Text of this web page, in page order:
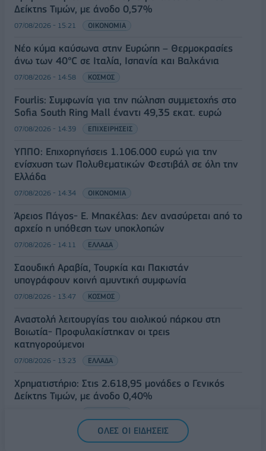
Δείκτης Τιμών, με άνοδο 0,57%
07/08/2026 - 15:21 ΟΙΚΟΝΟΜΙΑ
Νέο κύμα καύσωνα στην Ευρώπη – Θερμοκρασίες
άνω των 40°C σε Ιταλία, Ισπανία και Βαλκάνια
07/08/2026 - 14:58 ΚΟΣΜΟΣ
Fourlis: Συμφωνία για την πώληση συμμετοχής στο
Sofia South Ring Mall έναντι 49,35 εκατ. ευρώ
07/08/2026 - 14:39 ΕΠΙΧΕΙΡΗΣΕΙΣ
ΥΠΠΟ: Επιχορηγήσεις 1.106.000 ευρώ για την
ενίσχυση των Πολυθεματικών Φεστιβάλ σε όλη την
Ελλάδα
07/08/2026 - 14:34 ΟΙΚΟΝΟΜΙΑ
Άρειος Πάγος- Ε. Μπακέλας: Δεν ανασύρεται από το
αρχείο η υπόθεση των υποκλοπών
07/08/2026 - 14:11 ΕΛΛΑΔΑ
Σαουδική Αραβία, Τουρκία και Πακιστάν
υπογράφουν κοινή αμυντική συμφωνία
07/08/2026 - 13:47 ΚΟΣΜΟΣ
Αναστολή λειτουργίας του αιολικού πάρκου στη
Βοιωτία- Προφυλακίστηκαν οι τρεις
κατηγορούμενοι
07/08/2026 - 13:23 ΕΛΛΑΔΑ
Χρηματιστήριο: Στις 2.618,95 μονάδες ο Γενικός
Δείκτης Τιμών, με άνοδο 0,40%
ΟΛΕΣ ΟΙ ΕΙΔΗΣΕΙΣ